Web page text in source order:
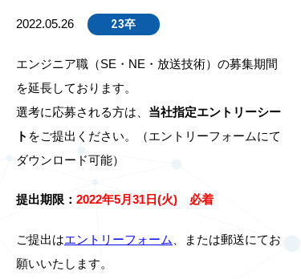
2022.05.26 23卒
エンジニア職（SE・NE・放送技術）の募集期間
を延長しております。
選考に応募される方は、 当社指定エントリーシー
ト をご提出ください。（エントリーフォームにて
ダウンロード可能）
提出期限： 2022年5月31日(火) 必着
ご提出はエントリーフォーム
、または郵送にてお
願いいたします。